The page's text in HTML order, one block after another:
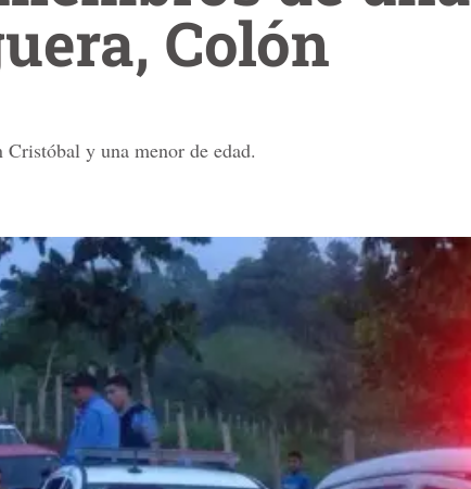
Colón
y una menor de edad.